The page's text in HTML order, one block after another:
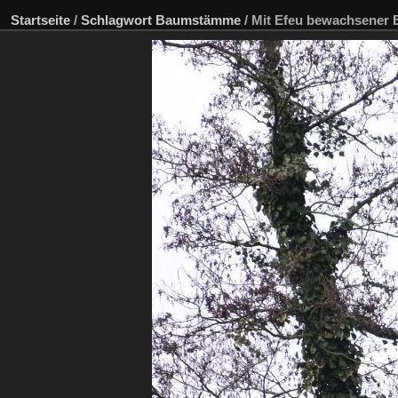
Startseite / Schlagwort Baumstämme / Mit Efeu bewachsener